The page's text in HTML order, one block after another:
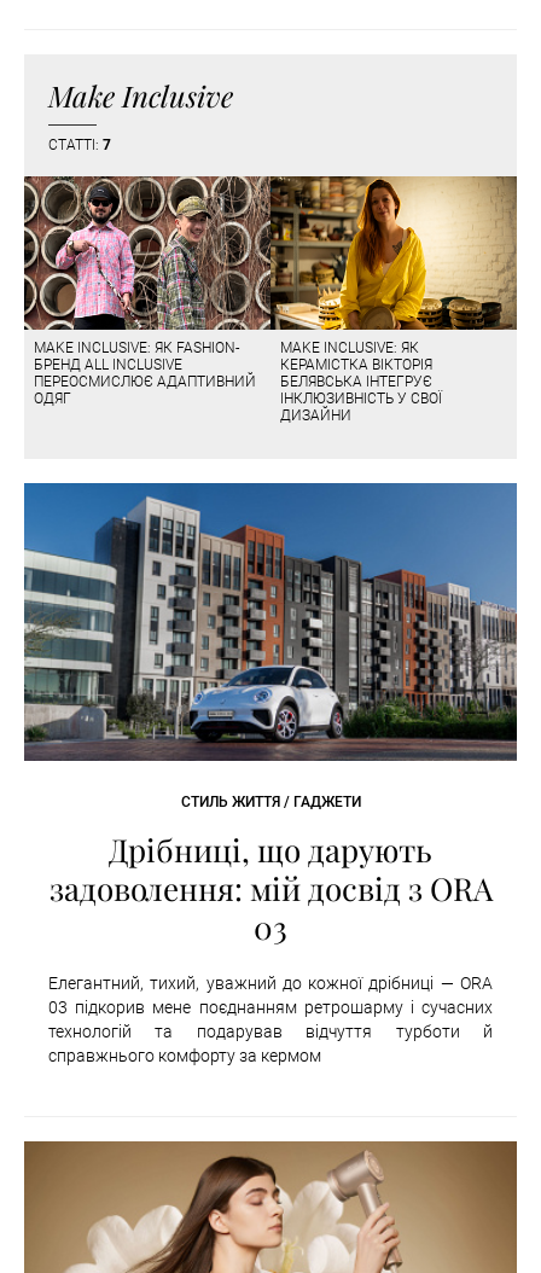
Make Inclusive
СТАТТІ: 7
MAKE INCLUSIVE: ЯК FASHION-
БРЕНД ALL INCLUSIVE
ПЕРЕОСМИСЛЮЄ АДАПТИВНИЙ
ОДЯГ
MAKE INCLUSIVE: ЯК
КЕРАМІСТКА ВІКТОРІЯ
БЕЛЯВСЬКА ІНТЕГРУЄ
ІНКЛЮЗИВНІСТЬ У СВОЇ
ДИЗАЙНИ
СТИЛЬ ЖИТТЯ / ГАДЖЕТИ
Дрібниці, що дарують
задоволення: мій досвід з ORA
03
Елегантний, тихий, уважний до кожної дрібниці — ORA
03 підкорив мене поєднанням ретрошарму і сучасних
технологій та подарував відчуття турботи й
справжнього комфорту за кермом